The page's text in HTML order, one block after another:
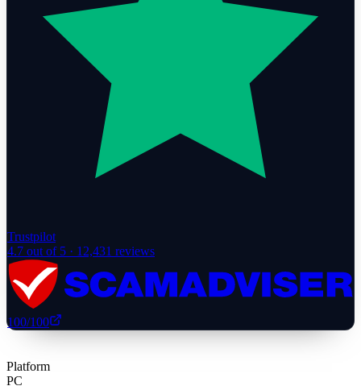
Trustpilot
4.7 out of 5 · 12,431 reviews
100/100
Platform
PC